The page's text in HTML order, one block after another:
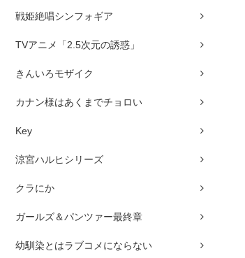
戦姫絶唱シンフォギア
TVアニメ「2.5次元の誘惑」
きんいろモザイク
カナン様はあくまでチョロい
Key
涼宮ハルヒシリーズ
クラにか
ガールズ＆パンツァー最終章
幼馴染とはラブコメにならない